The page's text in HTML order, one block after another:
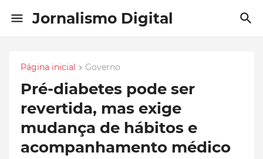
Jornalismo Digital
Página inicial Governo
Pré-diabetes pode ser
revertida, mas exige
mudança de hábitos e
acompanhamento médico